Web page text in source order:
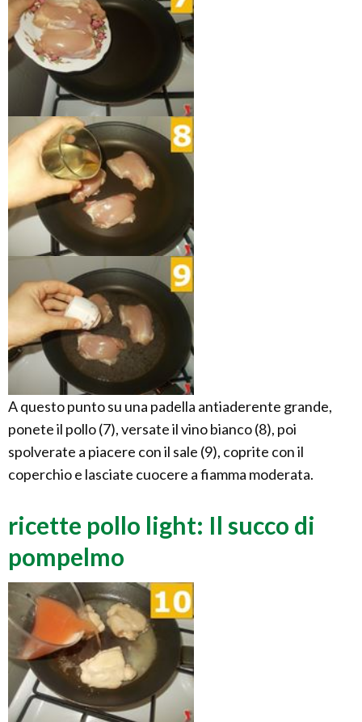
A questo punto su una padella antiaderente grande,
ponete il pollo (7), versate il vino bianco (8), poi
spolverate a piacere con il sale (9), coprite con il
coperchio e lasciate cuocere a fiamma moderata.
ricette pollo light: Il succo di
pompelmo